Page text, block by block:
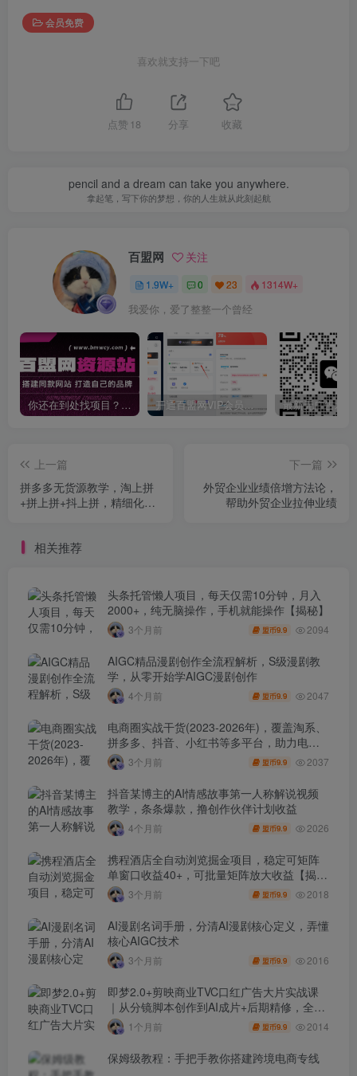
会员免费
喜欢就支持一下吧
点赞 18 分享 收藏
pencil and a dream can take you anywhere.
拿起笔，写下你的梦想，你的人生就从此刻起航
百盟网 关注
1.9W+ 0 23 1314W+
我爱你，爱了整整一个曾经
你还在到处找项目？还在当韭菜？我靠卖项目一个月收入5万+，曾经我也是个失败者。 开通百盟网VIP会员，尊享全站资源免费下载，享70%的推广提成！！【限时五折优惠】
上一篇
拼多多无货源教学，淘上拼
+拼上拼+抖上拼，精细化蓝
下一篇
外贸企业业绩倍增方法论，
帮助外贸企业拉伸业绩
相关推荐
头条托管懒人项目，每天仅需10分钟，月入
2000+，纯无脑操作，手机就能操作【揭秘】
3个月前 盟币9.9 2094
AIGC精品漫剧创作全流程解析，S级漫剧教
学，从零开始学AIGC漫剧创作
4个月前 盟币9.9 2047
电商圈实战干货(2023-2026年)，覆盖淘系、
拼多多、抖音、小红书等多平台，助力电商
人避开坑、提效率、稳盈利(更新4月)
3个月前 盟币9.9 2037
抖音某博主的AI情感故事第一人称解说视频
教学，条条爆款，撸创作伙伴计划收益
4个月前 盟币9.9 2026
携程酒店全自动浏览掘金项目，稳定可矩阵
单窗口收益40+，可批量矩阵放大收益【揭
秘】3个月前 盟币9.9 2018
AI漫剧名词手册，分清AI漫剧核心定义，弄懂
核心AIGC技术
3个月前 盟币9.9 2016
即梦2.0+剪映商业TVC口红广告大片实战课
｜从分镜脚本创作到AI成片+后期精修，全流
程打造品牌级产品广告
1个月前 盟币9.9 2014
保姆级教程：手把手教你搭建跨境电商专线